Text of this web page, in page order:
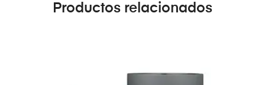
Productos relacionados